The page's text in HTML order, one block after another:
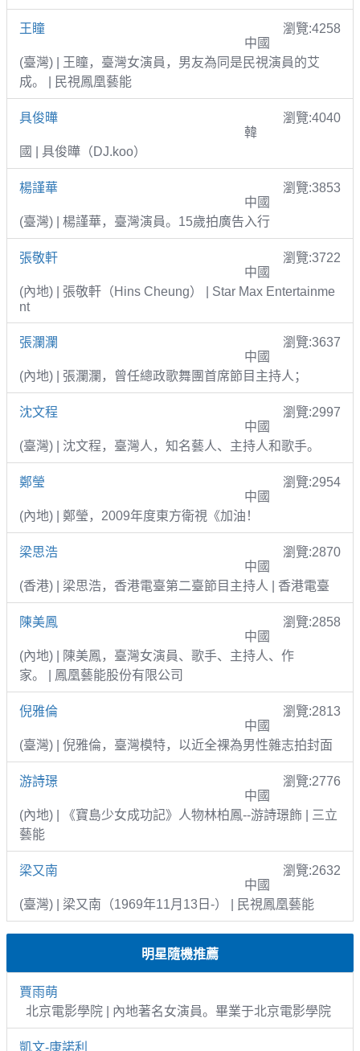
王瞳
瀏覽:4258
中國
(臺灣) | 王瞳，臺灣女演員，男友為同是民視演員的艾
成。 | 民視鳳凰藝能
具俊曄
瀏覽:4040
韓
國 | 具俊曄（DJ.koo）
楊謹華
瀏覽:3853
中國
(臺灣) | 楊謹華，臺灣演員。15歲拍廣告入行
張敬軒
瀏覽:3722
中國
(內地) | 張敬軒（Hins Cheung） | Star Max Entertainme
nt
張瀾瀾
瀏覽:3637
中國
(內地) | 張瀾瀾，曾任總政歌舞團首席節目主持人；
沈文程
瀏覽:2997
中國
(臺灣) | 沈文程，臺灣人，知名藝人、主持人和歌手。
鄭瑩
瀏覽:2954
中國
(內地) | 鄭瑩，2009年度東方衛視《加油！
梁思浩
瀏覽:2870
中國
(香港) | 梁思浩，香港電臺第二臺節目主持人 | 香港電臺
陳美鳳
瀏覽:2858
中國
(內地) | 陳美鳳，臺灣女演員、歌手、主持人、作
家。 | 鳳凰藝能股份有限公司
倪雅倫
瀏覽:2813
中國
(臺灣) | 倪雅倫，臺灣模特，以近全裸為男性雜志拍封面
游詩璟
瀏覽:2776
中國
(內地) | 《寶島少女成功記》人物林柏鳳--游詩璟飾 | 三立
藝能
梁又南
瀏覽:2632
中國
(臺灣) | 梁又南（1969年11月13日-） | 民視鳳凰藝能
明星隨機推薦
賈雨萌
北京電影學院 | 內地著名女演員。畢業于北京電影學院
凱文-康諾利